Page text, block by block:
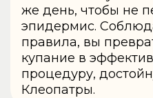
же день, чтобы не
эпидермис.
правила, вы
купание в
процедуру,
Клеопатры.